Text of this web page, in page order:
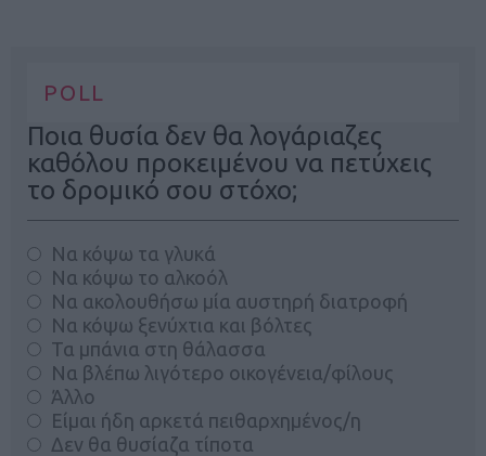
POLL
Ποια θυσία δεν θα λογάριαζες
καθόλου προκειμένου να πετύχεις
το δρομικό σου στόχο;
Να κόψω τα γλυκά
Να κόψω το αλκοόλ
Να ακολουθήσω μία αυστηρή διατροφή
Να κόψω ξενύχτια και βόλτες
Τα μπάνια στη θάλασσα
Να βλέπω λιγότερο οικογένεια/φίλους
Άλλο
Είμαι ήδη αρκετά πειθαρχημένος/η
Δεν θα θυσίαζα τίποτα